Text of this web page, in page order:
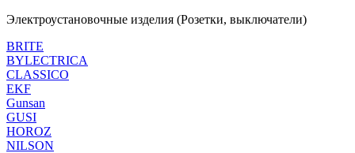
Электроустановочные изделия (Розетки, выключатели)
BRITE
BYLECTRICA
CLASSICO
EKF
Gunsan
GUSI
HOROZ
NILSON